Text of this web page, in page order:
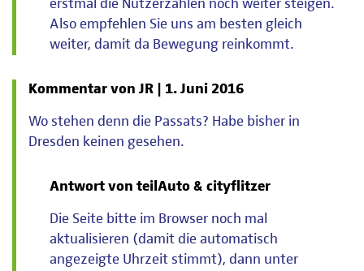
erstmal die Nutzerzahlen noch weiter steigen.
Also empfehlen Sie uns am besten gleich
weiter, damit da Bewegung reinkommt.
Kommentar von JR | 1. Juni 2016
Wo stehen denn die Passats? Habe bisher in
Dresden keinen gesehen.
Antwort von teilAuto & cityflitzer
Die Seite bitte im Browser noch mal
aktualisieren (damit die automatisch
angezeigte Uhrzeit stimmt), dann unter